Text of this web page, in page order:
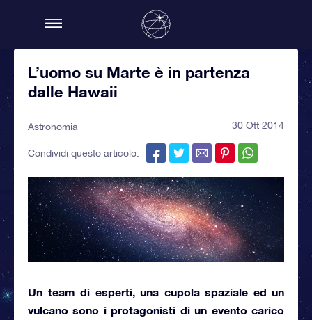
L’uomo su Marte è in partenza
dalle Hawaii
Astronomia 30 Ott 2014
Condividi questo articolo:
Un team di esperti, una cupola spaziale ed un
vulcano sono i protagonisti di un evento carico